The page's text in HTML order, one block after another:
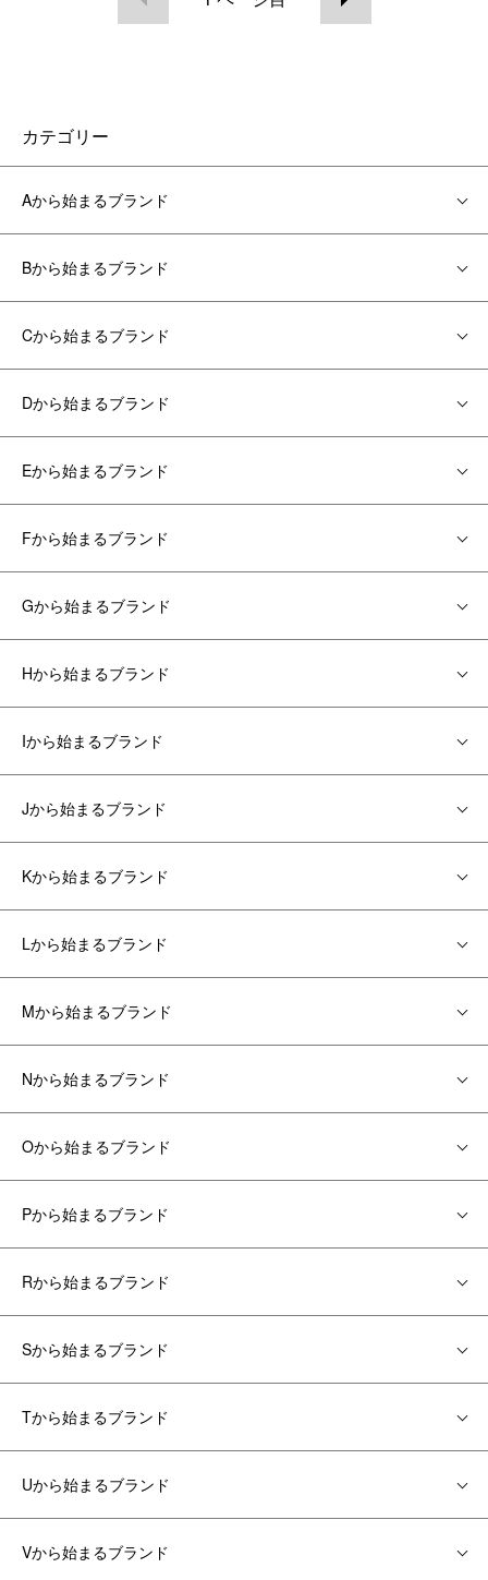
カテゴリー
Aから始まるブランド
Bから始まるブランド
Cから始まるブランド
Dから始まるブランド
Eから始まるブランド
Fから始まるブランド
Gから始まるブランド
Hから始まるブランド
Iから始まるブランド
Jから始まるブランド
Kから始まるブランド
Lから始まるブランド
Mから始まるブランド
Nから始まるブランド
Oから始まるブランド
Pから始まるブランド
Rから始まるブランド
Sから始まるブランド
Tから始まるブランド
Uから始まるブランド
Vから始まるブランド